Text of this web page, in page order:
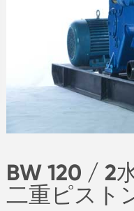
BW 120 / 2
二重ピスト